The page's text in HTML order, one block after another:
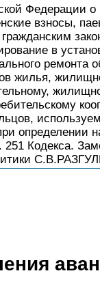
Федерации о
взносы,
в
ремонта
жилья,
определении
251 Кодекса.